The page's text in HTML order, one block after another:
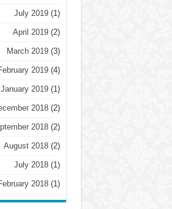
July 2019(1)
April 2019(2)
March 2019(3)
2019(4)
January 2019(1)
2018(2)
2018(2)
August 2018(2)
July 2018(1)
2018(1)